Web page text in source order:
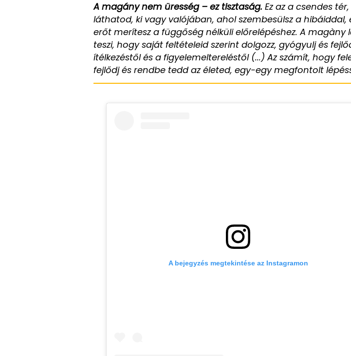
A magány nem üresség – ez tisztaság. Ez az a csendes
láthatod, ki vagy valójában, ahol szembesülsz a hibáiddal,
erőt merítesz a függőség nélküli előrelépéshez. A magàny
teszi, hogy saját feltételeid szerint dolgozz, gyógyulj és
ítélkezéstől és a figyelemeltereléstől (...) Az számít, hogy
fejlődj és rendbe tedd az életed, egy-egy megfontolt
A bejegyzés megtekintése az Instagramon